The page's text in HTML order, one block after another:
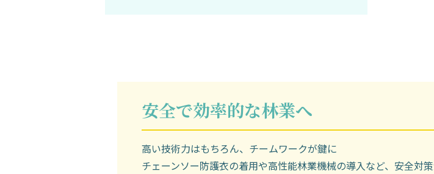
安全で効率的な林業へ
高い技術力はもちろん、チームワークが鍵に
チェーンソー防護衣の着用や高性能林業機械の導入など、安全対